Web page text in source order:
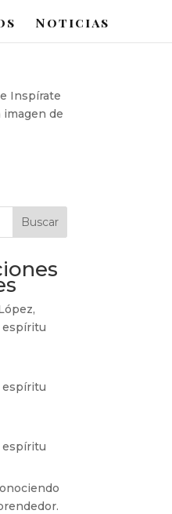
Noticias
Inspírate
imagen de
Buscar
espíritu
espíritu
espíritu